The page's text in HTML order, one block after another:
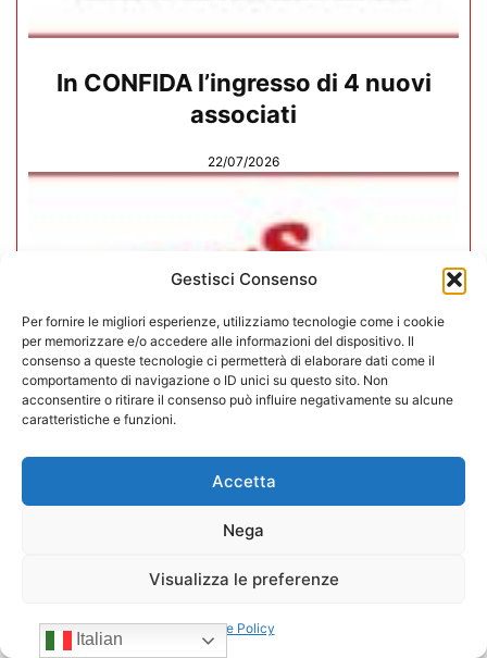
Gestisci Consenso
Per fornire le migliori esperienze, utilizziamo tecnologie come i cookie
per memorizzare e/o accedere alle informazioni del dispositivo. Il
consenso a queste tecnologie ci permetterà di elaborare dati come il
comportamento di navigazione o ID unici su questo sito. Non
acconsentire o ritirare il consenso può influire negativamente su alcune
caratteristiche e funzioni.
Accetta
Nega
Visualizza le preferenze
Cookie Policy
In CONFIDA l’ingresso di 4 nuovi
associati
22/07/2026
CONFIDA Servizi srl presenta il
nuovo Consiglio di Amministrazione
Italian